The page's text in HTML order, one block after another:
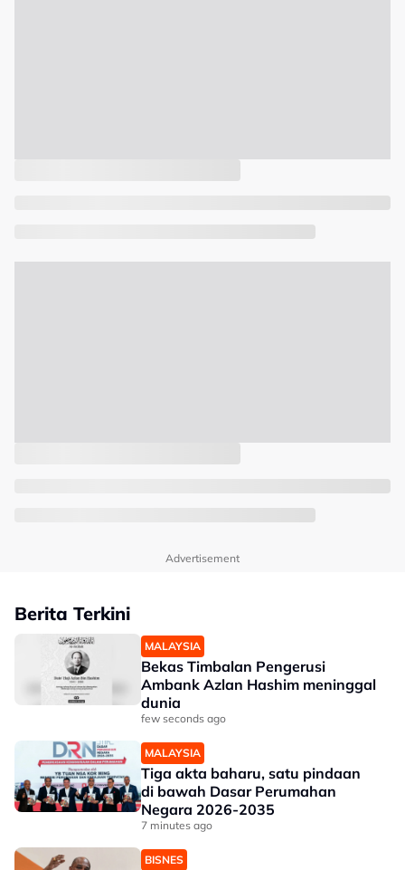
Advertisement
Berita Terkini
MALAYSIA
Bekas Timbalan Pengerusi
Ambank Azlan Hashim meninggal
dunia
few seconds ago
MALAYSIA
Tiga akta baharu, satu pindaan
di bawah Dasar Perumahan
Negara 2026-2035
7 minutes ago
BISNES